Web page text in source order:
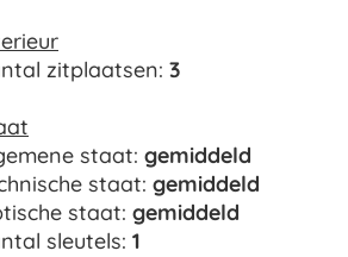
zitplaatsen: 3
staat: gemiddeld
staat: gemiddeld
staat: gemiddeld
sleutels: 1